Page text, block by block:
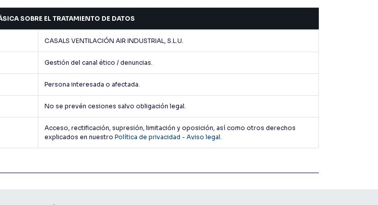
SOBRE EL TRATAMIENTO DE DATOS
CASALS VENTILACIÓN AIR INDUSTRIAL, S.L.U.
Gestión del canal ético / denuncias.
Persona interesada o afectada.
No se prevén cesiones salvo obligación legal.
Acceso, rectificación, supresión, limitación y oposición, así como otros derechos
explicados en nuestro Política de privacidad - Aviso legal.